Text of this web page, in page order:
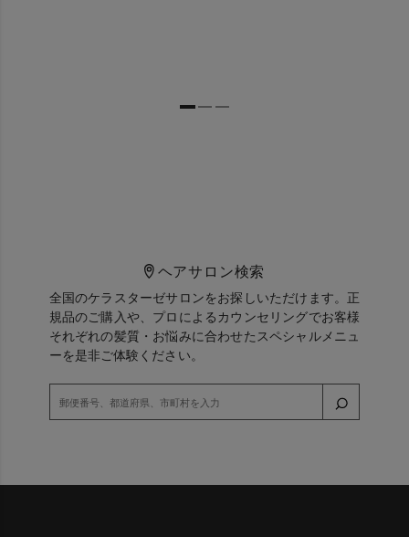
ヘアサロン検索
全国のケラスターゼサロンをお探しいただけます。正
規品のご購入や、プロによるカウンセリングでお客様
それぞれの髪質・お悩みに合わせたスペシャルメニュ
ーを是非ご体験ください。